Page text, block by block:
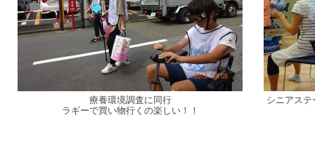
療養環境調査に同行
ラギーで買い物行くの楽しい！！
シニアス